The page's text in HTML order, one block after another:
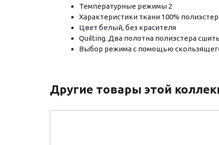
Температурные режимы 2
Характеристики ткани 100% полиэстер
Цвет белый, без красителя
Quilting. Два полотна полиэстера
Выбор режима с помощью
Другие товары этой